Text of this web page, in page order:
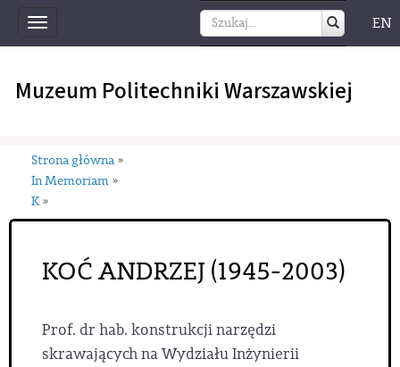
Toggle
navigation
EN
Muzeum Politechniki Warszawskiej
Strona główna »
In Memoriam »
K »
KOĆ ANDRZEJ (1945-2003)
Prof. dr hab. konstrukcji narzędzi
skrawających na Wydziału Inżynierii